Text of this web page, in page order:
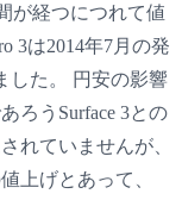
が経つにつれて値
3は2014年7月の発
した。 円安の影響
ろうSurface 3との
れていませんが、
上げとあって、